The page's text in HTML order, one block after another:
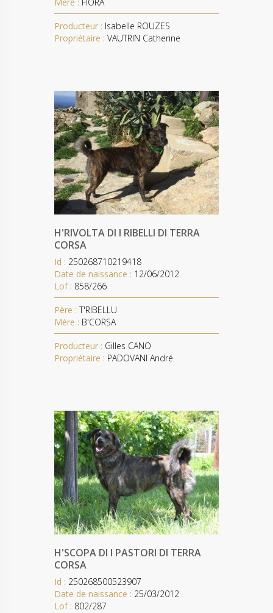
Producteur : Isabelle ROUZES
Propriétaire : VAUTRIN Catherine
H'RIVOLTA DI I RIBELLI DI TERRA
CORSA
Id : 250268710219418
Date de naissance : 12/06/2012
Lof : 858/266
Père :T'RIBELLU
Mère : B'CORSA
Producteur : Gilles CANO
Propriétaire : PADOVANI André
H'SCOPA DI I PASTORI DI TERRA
CORSA
Id : 250268500523907
Date de naissance : 25/03/2012
Lof : 802/287